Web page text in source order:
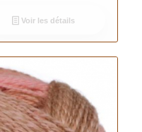
Voir les détails